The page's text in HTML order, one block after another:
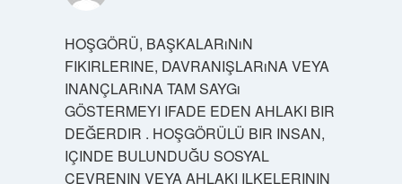
HOŞGÖRÜ, BAŞKALARıNıN
FIKIRLERINE, DAVRANIŞLARıNA VEYA
INANÇLARıNA TAM SAYGı
GÖSTERMEYI IFADE EDEN AHLAKI BIR
DEĞERDIR . HOŞGÖRÜLÜ BIR INSAN,
IÇINDE BULUNDUĞU SOSYAL
ÇEVRENIN VEYA AHLAKI ILKELERININ